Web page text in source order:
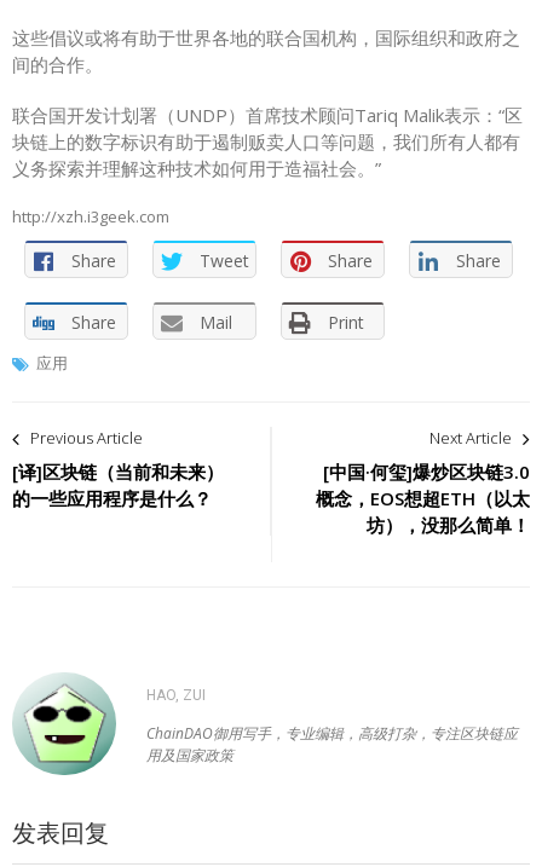
这些倡议或将有助于世界各地的联合国机构，国际组织和政府之
间的合作。
联合国开发计划署（UNDP）首席技术顾问Tariq Malik表示：“区
块链上的数字标识有助于遏制贩卖人口等问题，我们所有人都有
义务探索并理解这种技术如何用于造福社会。”
http://xzh.i3geek.com
Share Tweet Share Share
Share Mail Print
应用
文
章
导
Previous Article
[译]区块链（当前和未来）
的一些应用程序是什么？
Next Article
[中国·何玺]爆炒区块链3.0
概念，EOS想超ETH（以太
坊），没那么简单！
HAO, ZUI
ChainDAO御用写手，专业编辑，高级打杂，专注区块链应
用及国家政策
发表回复